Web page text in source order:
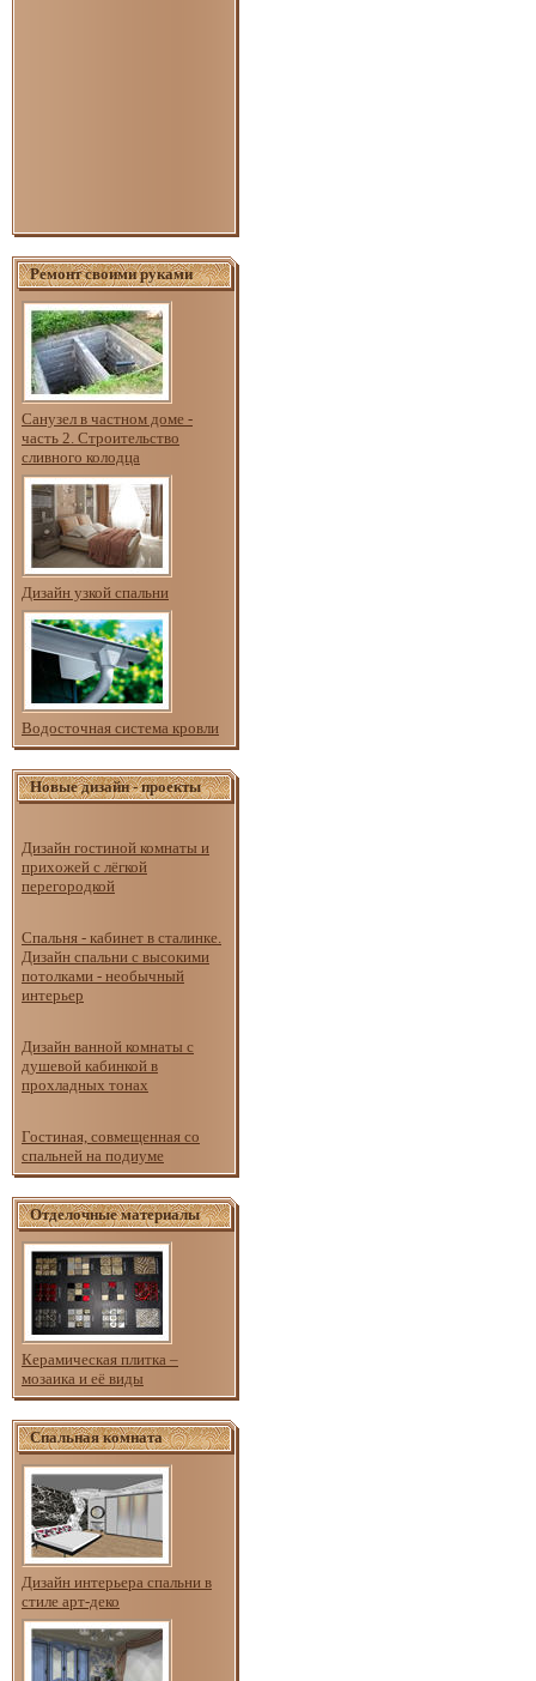
Ремонт своими руками
Санузел в частном доме -
часть 2. Строительство
сливного колодца
Дизайн узкой спальни
Водосточная система кровли
Новые дизайн - проекты
Дизайн гостиной комнаты и
прихожей с лёгкой
перегородкой
Спальня - кабинет в сталинке.
Дизайн спальни с высокими
потолками - необычный
интерьер
Дизайн ванной комнаты с
душевой кабинкой в
прохладных тонах
Гостиная, совмещенная со
спальней на подиуме
Отделочные материалы
Керамическая плитка –
мозаика и её виды
Спальная комната
Дизайн интерьера спальни в
стиле арт-деко